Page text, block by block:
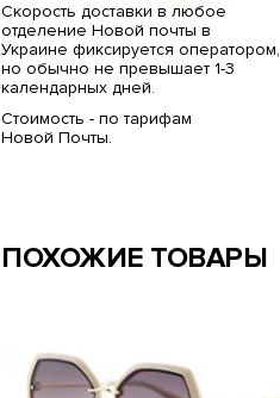
Скорость доставки в любое
отделение Новой почты в
Украине фиксируется оператором,
но обычно не превышает 1-3
календарных дней.
Стоимость - по тарифам
Новой Почты.
ПОХОЖИЕ ТОВАРЫ